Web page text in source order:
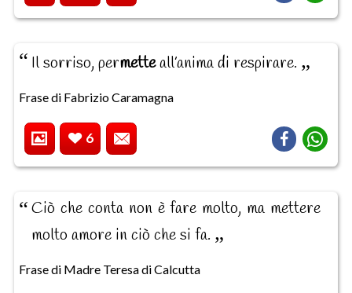
Il sorriso, permetteall’anima di respirare.
Frase di Fabrizio Caramagna
6
Ciò che conta non è fare molto, ma mettere
molto amore in ciò che si fa.
Frase di Madre Teresa di Calcutta